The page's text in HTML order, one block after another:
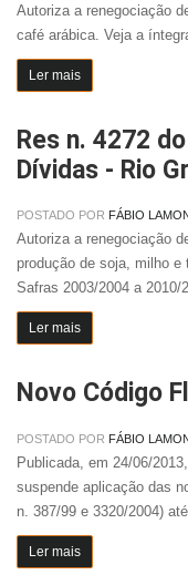
Autoriza a renegociação
café arábica. Veja a
Ler mais
Res n. 4272
Dívidas - Rio
POSTADO POR FÁBIO
Autoriza a renegociação
produção de soja, milho e
Safras 2003/2004 a 2010/
Ler mais
Novo Código
POSTADO POR FÁBIO
Publicada, em 24/06/
suspende aplicação das
n. 387/99 e 3320/2004)
Ler mais